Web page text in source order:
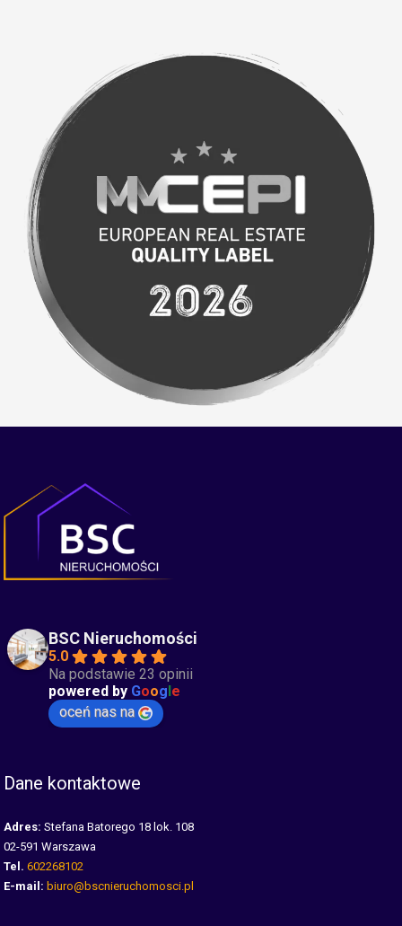
BSC Nieruchomości
5.0
Na podstawie 23 opinii
powered by Google
oceń nas na
Dane kontaktowe
Adres: Stefana Batorego 18 lok. 108
02-591 Warszawa
Tel. 602268102
E-mail: biuro@bscnieruchomosci.pl